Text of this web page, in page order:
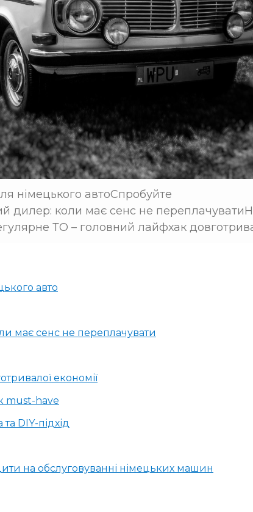
німецького автоСпробуйте
дилер: коли має сенс не
ТО – головний лайфхак
авто
має сенс не переплачувати
економії
must-have
DIY-підхід
на обслуговуванні німецьких машин